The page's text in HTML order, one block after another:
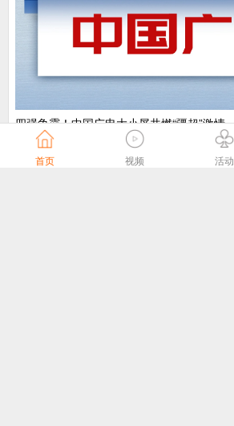
​四强争霸！中国广电大小屏共燃“疆超”激情
中国广电
首页 视频 活动